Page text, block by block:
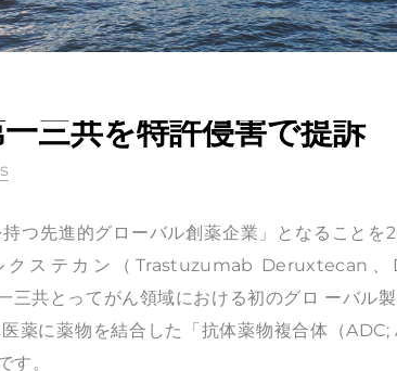
三共を特許侵害で提訴
つ先進的グローバル創薬企業」となること
ステカン（Trastuzumab Deruxtecan、
共とってがん領域における初のグロ ーバル
医薬に薬物を結合した「抗体薬物複合体（
す。